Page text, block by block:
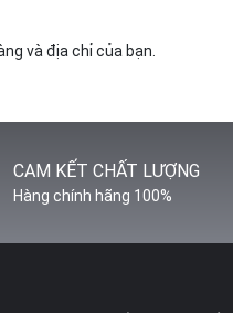
và địa chỉ của bạn.
CAM KẾT CHẤT LƯỢNG
Hàng chính hãng 100%